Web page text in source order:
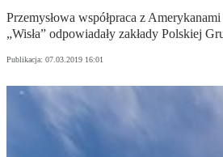
Przemysłowa współpraca z
„Wisła” odpowiadały zakłady Polskiej
Publikacja: 07.03.2019 16:01